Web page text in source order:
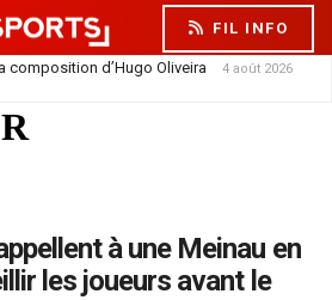
FIL INFO
composition d’Hugo Oliveira 4 août 2026
à une Meinau en
les joueurs avant le